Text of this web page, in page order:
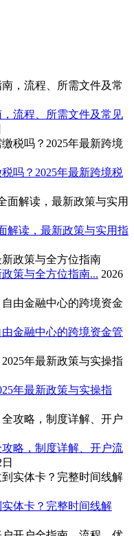
流程、所需文件及常见
吗？2025年最新跨境税
解读，最新政策与实用指
策与全方位指南... 2026
金融中心的跨境资金管
年最新政策与实操指
略，制度详解、开户流
体卡？完整时间线解